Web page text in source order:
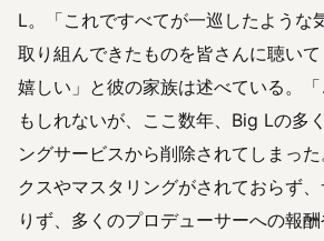
L。「これですべてが一巡したような
取り組んできたものを皆さんに聴い
嬉しい」と彼の家族は述べている。
もしれないが、ここ数年、Big Lの多
ングサービスから削除されてしまっ
クスやマスタリングがされておらず
りず、多くのプロデューサーへの報